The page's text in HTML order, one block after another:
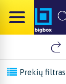
Prekių filtras